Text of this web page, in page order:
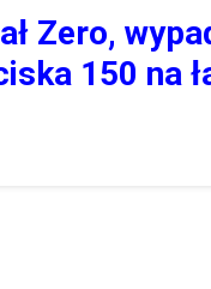
Zero,
150 na